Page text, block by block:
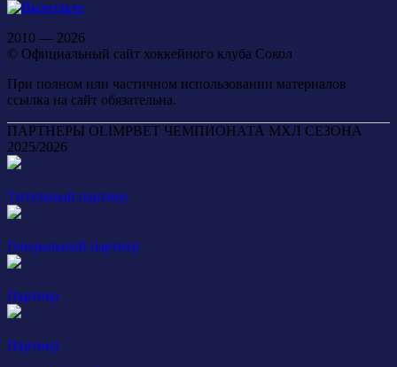
2010 — 2026
© Официальный сайт хоккейного клуба Сокол
При полном или частичном использовании материалов
ссылка на сайт обязательна.
ПАРТНЕРЫ OLIMPBET ЧЕМПИОНАТА МХЛ СЕЗОНА
2025/2026
Титульный партнер
Генеральный партнер
Партнер
Партнер